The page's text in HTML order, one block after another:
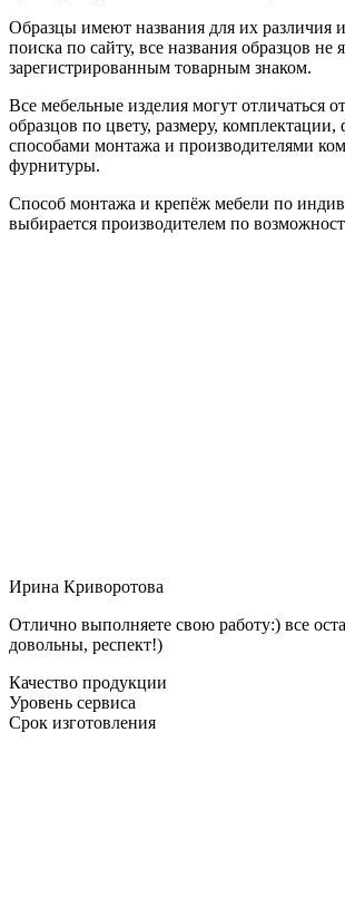
Образцы имеют названия для их различия
поиска по сайту, все названия образцов не
зарегистрированным товарным знаком.
Все мебельные изделия могут отличаться
образцов по цвету, размеру,
способами монтажа и производителями
фурнитуры.
Способ монтажа и крепёж мебели по
выбирается производителем по
Ирина Криворотова
Отлично выполняете свою работу:) все
довольны, респект!)
Качество продукции
Уровень сервиса
Срок изготовления